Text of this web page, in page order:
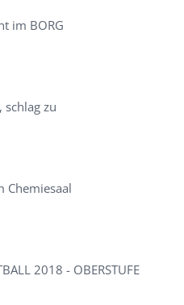
im BORG
schlag zu
Chemiesaal
2018 - OBERSTUFE